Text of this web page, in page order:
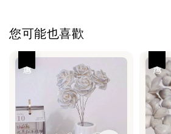
您可能也喜歡